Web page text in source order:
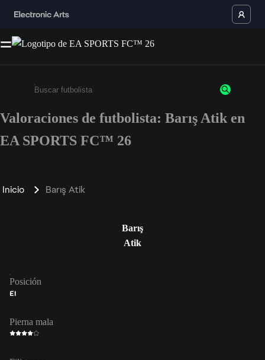
Escribe un mínimo de 3 caracteres o números.
Valoraciones de futbolista: Barış Atik en
EA SPORTS FC™ 26
Inicio Barış Atik
Barış
Atik
Posición
EI
Pierna mala